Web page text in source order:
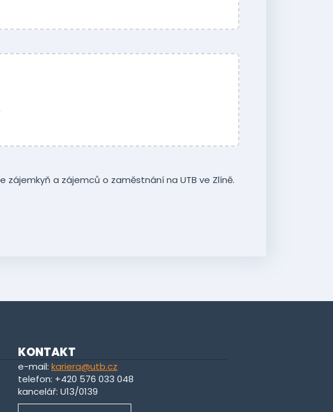
a zájemců o zaměstnání na UTB ve Zlíně.
KONTAKT
e-mail: kariera@utb.cz
telefon: +420 576 033 048
kancelář: U13/0139